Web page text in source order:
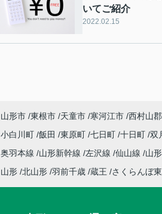
いてご紹介
2022.02.15
山形市 東根市 天童市 寒河江市 西村山
小白川町 飯田 東原町 七日町 十日町 双
奥羽本線 山形新幹線 左沢線 仙山線
山
山形 北山形 羽前千歳 蔵王 さくらんぼ